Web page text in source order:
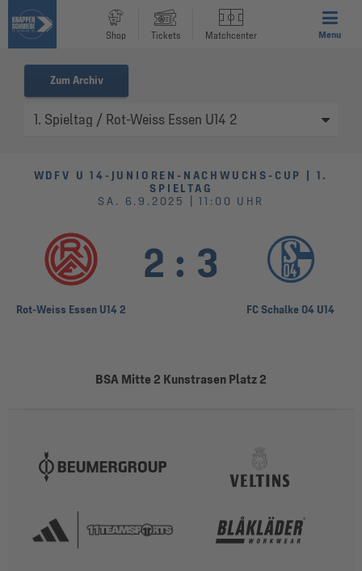
Shop Tickets Matchcenter Menu
Zum Archiv
WDFV U 14-JUNIOREN-NACHWUCHS-CUP | 1.
SPIELTAG
SA. 6.9.2025 | 11:00 UHR
Rot-Weiss Essen U14 2
2 : 3
FC Schalke 04 U14
BSA Mitte 2 Kunstrasen Platz 2